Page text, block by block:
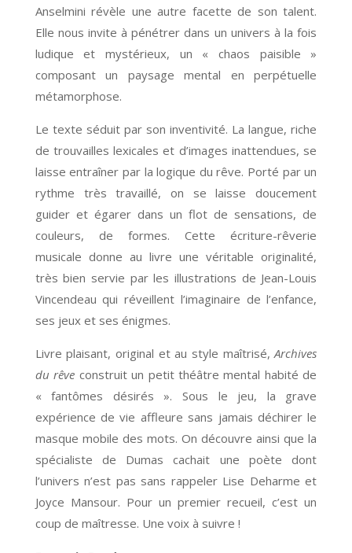
Anselmini révèle une autre facette de son talent.
Elle nous invite à pénétrer dans un univers à la fois
ludique et mystérieux, un « chaos paisible »
composant un paysage mental en perpétuelle
métamorphose.
Le texte séduit par son inventivité. La langue, riche
de trouvailles lexicales et d’images inattendues, se
laisse entraîner par la logique du rêve. Porté par un
rythme très travaillé, on se laisse doucement
guider et égarer dans un flot de sensations, de
couleurs, de formes. Cette écriture-rêverie
musicale donne au livre une véritable originalité,
très bien servie par les illustrations de Jean-Louis
Vincendeau qui réveillent l’imaginaire de l’enfance,
ses jeux et ses énigmes.
Livre plaisant, original et au style maîtrisé,Archives
du rêve construit un petit théâtre mental habité de
« fantômes désirés ». Sous le jeu, la grave
expérience de vie affleure sans jamais déchirer le
masque mobile des mots. On découvre ainsi que la
spécialiste de Dumas cachait une poète dont
l’univers n’est pas sans rappeler Lise Deharme et
Joyce Mansour. Pour un premier recueil, c’est un
coup de maîtresse. Une voix à suivre !